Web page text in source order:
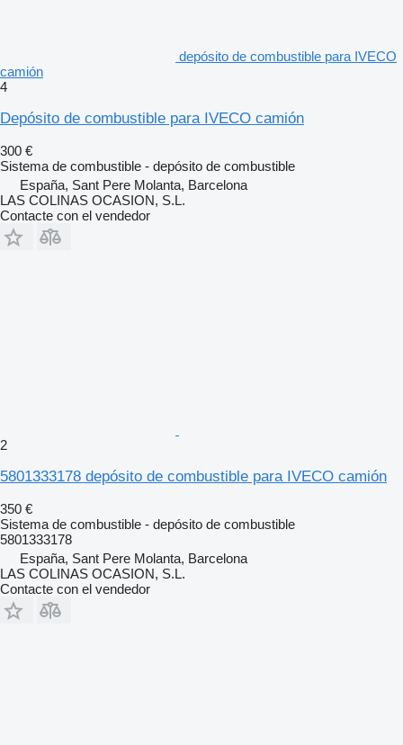
depósito de combustible para IVECO
camión
4
Depósito de combustible para IVECO camión
300 €
Sistema de combustible - depósito de combustible
España, Sant Pere Molanta, Barcelona
LAS COLINAS OCASION, S.L.
Contacte con el vendedor
2
5801333178 depósito de combustible para IVECO camión
350 €
Sistema de combustible - depósito de combustible
5801333178
España, Sant Pere Molanta, Barcelona
LAS COLINAS OCASION, S.L.
Contacte con el vendedor